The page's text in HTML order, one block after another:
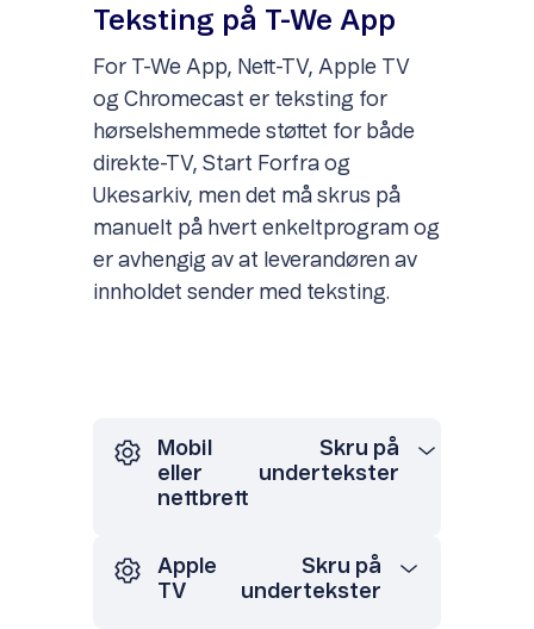
Teksting på T-We App
For T-We App, Nett-TV, Apple TV
og Chromecast er teksting for
hørselshemmede støttet for både
direkte-TV, Start Forfra og
Ukesarkiv, men det må skrus på
manuelt på hvert enkeltprogram og
er avhengig av at leverandøren av
innholdet sender med teksting.
Mobil
eller
nettbrett
Skru på
undertekster
Apple
TV
Skru på
undertekster